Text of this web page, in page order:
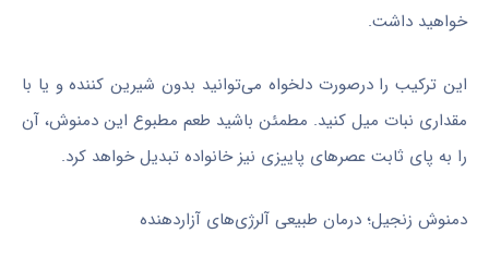
خواهید داشت.
این ترکیب را درصورت دلخواه می‌توانید بدون شیرین کننده و یا با
مقداری نبات میل کنید. مطمئن باشید طعم مطبوع این دمنوش، آن
را به پای ثابت عصرهای پاییزی نیز خانواده تبدیل خواهد کرد.
دمنوش زنجیل؛ درمان طبیعی آلرژی‌های آزاردهنده